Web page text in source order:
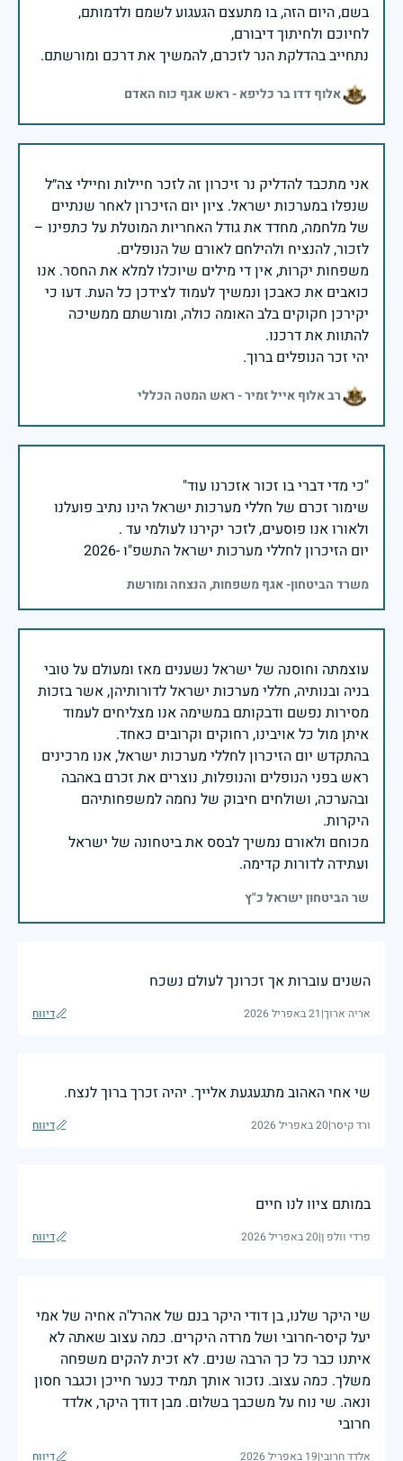
בשם, היום הזה, בו מתעצם הגעגוע לשמם ולדמותם,
נתחייב בהדלקת הנר לזכרם, להמשיך את דרכם ומורשתם.
אלוף דדו בר כליפא - ראש אגף כוח האדם
אני מתכבד להדליק נר זיכרון זה לזכר חיילות וחיילי צה״ל
שנפלו במערכות ישראל. ציון יום הזיכרון לאחר שנתיים
של מלחמה, מחדד את גודל האחריות המוטלת על כתפינו –
משפחות יקרות, אין די מילים שיוכלו למלא את החסר. אנו
כואבים את כאבכן ונמשיך לעמוד לצידכן כל העת. דעו כי
יקירכן חקוקים בלב האומה כולה, ומורשתם ממשיכה
יהי זכר הנופלים ברוך.
רב אלוף אייל זמיר - ראש המטה הכללי
שימור זכרם של חללי מערכות ישראל הינו נתיב פועלנו
יום הזיכרון לחללי מערכות ישראל התשפ"ו -2026
משרד הביטחון- אגף משפחות, הנצחה ומורשת
עוצמתה וחוסנה של ישראל נשענים מאז ומעולם על טובי
בניה ובנותיה, חללי מערכות ישראל לדורותיהן, אשר בזכות
מסירות נפשם ודבקותם במשימה אנו מצליחים לעמוד
בהתקדש יום הזיכרון לחללי מערכות ישראל, אנו מרכינים
ראש בפני הנופלים והנופלות, נוצרים את זכרם באהבה
ובהערכה, ושולחים חיבוק של נחמה למשפחותיהם
מכוחם ולאורם נמשיך לבסס את ביטחונה של ישראל
ועתידה לדורות קדימה.
שר הביטחון ישראל כ"ץ
השנים עוברות אך זכרונך לעולם נשכח
אריה ארוך|21 באפריל 2026 דיווח
שי אחי האהוב מתגעגעת אלייך. יהיה זכרך ברוך לנצח.
ורד קיסר|20 באפריל 2026 דיווח
במותם ציוו לנו חיים
פרדי וולפ ן|20 באפריל 2026 דיווח
שי היקר שלנו, בן דודי היקר בנם של אהרל'ה אחיה של אמי
יעל קיסר-חרובי ושל מרדה היקרים. כמה עצוב שאתה לא
איתנו כבר כל כך הרבה שנים. לא זכית להקים משפחה
משלך. כמה עצוב. נזכור אותך תמיד כנער חייכן וכגבר חסון
ונאה. שי נוח על משכבך בשלום. מבן דודך היקר, אלדד
חרובי
אלדד חרובי|19 באפריל 2026 דיווח